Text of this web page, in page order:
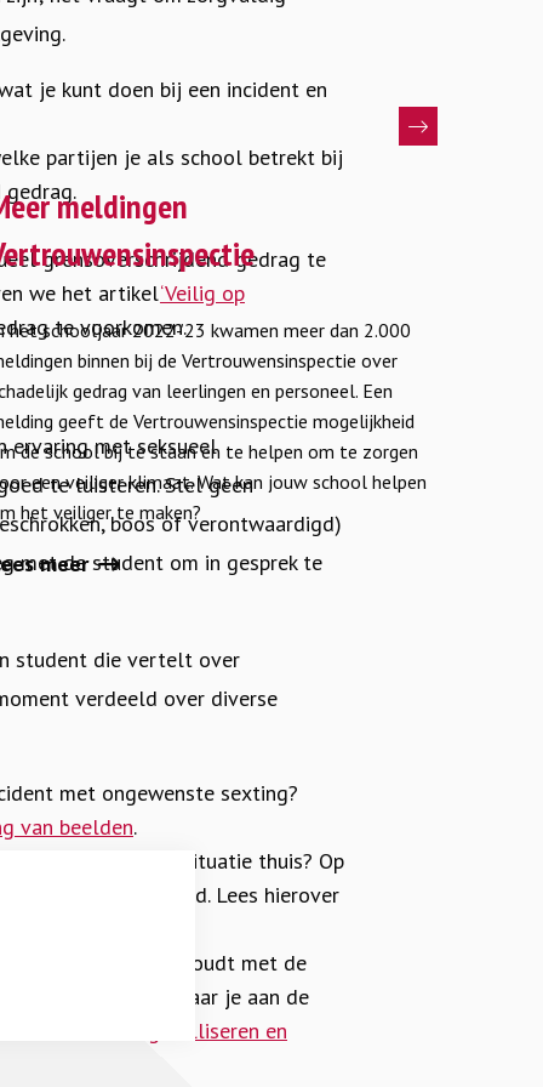
je kunt doen bij een incident en
partijen je als school betrekt bij
gedrag.
grensoverschrijdend gedrag te
we het artikel‘Veilig op
te voorkomen.
ervaring met seksueel
te luisteren. Stel geen
boos of verontwaardigd)
met de student om in gesprek te
student die vertelt over
verdeeld over diverse
met ongewenste sexting?
van beelden.
over een misbruiksituatie thuis? Op
Seksueel Geweld. Lees hierover
je vooral rekening houdt met de
bagatelliseert, maar je aan de
Tussen bagatelliseren en
meldingen
het schooljaar 2022-’23 kwamen meer dan 2.000
binnen bij de Vertrouwensinspectie over
gedrag van leerlingen en personeel. Een
geeft de Vertrouwensinspectie mogelijkheid
de school bij te staan en te helpen om te zorgen
een veiliger klimaat. Wat kan jouw school helpen
het veiliger te maken?
meer